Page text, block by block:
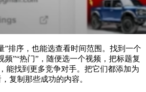
”排序，也能选查看时间范围。找到一个
频”“热门”，随便选一个视频，把标题复
能找到更多竞争对手。把它们都添加为
复制那些成功的内容。